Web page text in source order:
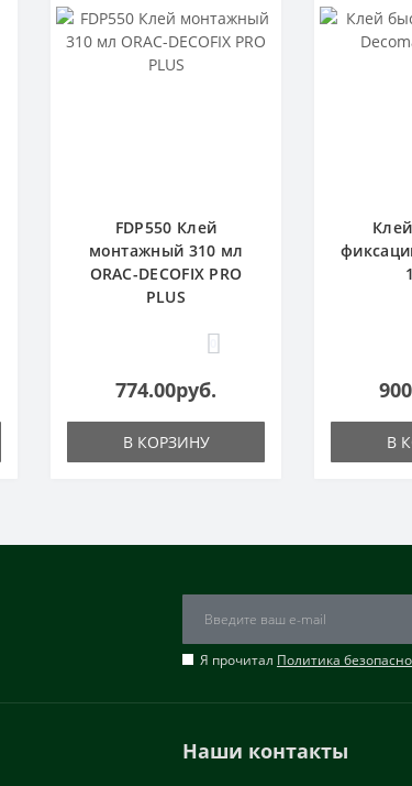
FDP550 Клей
монтажный 310 мл
ORAC-DECOFIX PRO
PLUS
774.00руб.
В КОРЗИНУ В
Я прочитал Политика
Наши контакты